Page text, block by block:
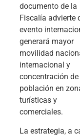
documento de la
Fiscalía advierte
evento
generará mayor
movilidad
internacional y
concentración de
población en
turísticas y
comerciales.
La estrategia, a